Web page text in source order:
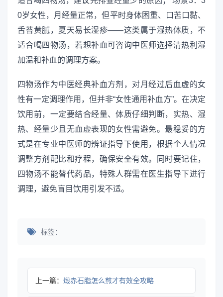
0岁女性，月经量正常，但平时身体困重、口苦口黏、
舌苔黄腻，夏天易长湿疹——这类属于湿热体质，不
适合喝四物汤，若想补血可咨询中医师选择清热利湿
加温和补血的调理方案。
四物汤作为中医经典补血方剂，对月经过后血虚的女
性有一定调理作用，但并非“女性通用补血方”。在决定
饮用前，一定要结合经量、体质仔细判断，实热、湿
热、经量少且无血虚表现的女性需避免。最稳妥的方
式是在专业中医师的辨证指导下使用，根据个人情况
调整方剂配比和疗程，确保安全有效。同时要记住，
四物汤不能替代药品，特殊人群需在医生指导下进行
调理，避免盲目饮用引发不适。
标签：
上一篇： 煅赤石脂怎么煎才有效全攻略